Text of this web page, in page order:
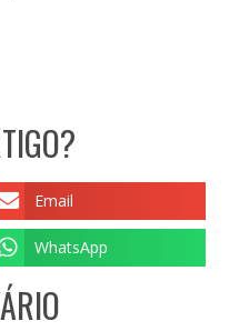
Email
WhatsApp